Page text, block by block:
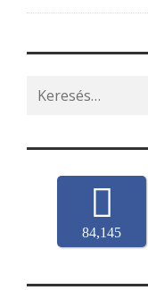
Search
for:
84,145